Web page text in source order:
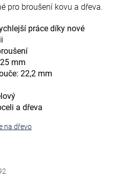
pro broušení kovu a dřeva.
práce díky nové
mm
22,2 mm
a dřeva
na dřevo